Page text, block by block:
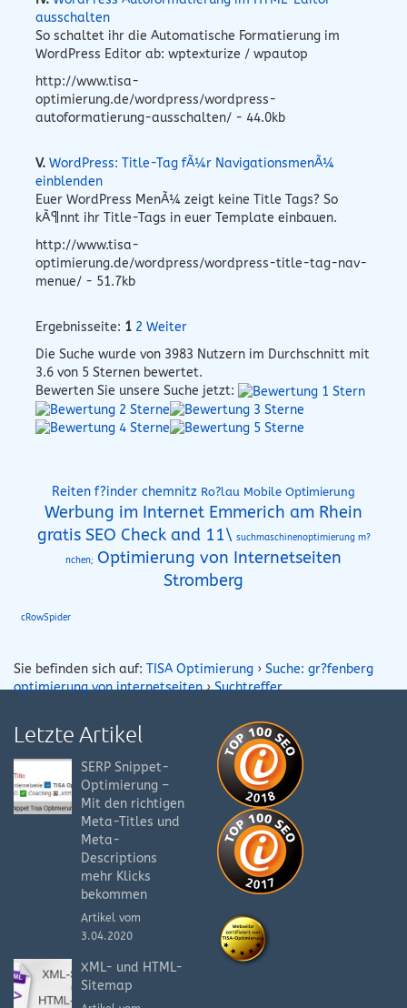
ausschalten
So schaltet ihr die Automatische Formatierung im
WordPress Editor ab: wptexturize / wpautop
http://www.tisa-
optimierung.de/wordpress/wordpress-
autoformatierung-ausschalten/ - 44.0kb
V. WordPress: Title-Tag fÃ¼r NavigationsmenÃ¼
einblenden
Euer WordPress MenÃ¼ zeigt keine Title Tags? So
kÃ¶nnt ihr Title-Tags in euer Template einbauen.
http://www.tisa-
optimierung.de/wordpress/wordpress-title-tag-nav-
menue/ - 51.7kb
Ergebnisseite: 1 2 Weiter
Die Suche wurde von 3983 Nutzern im Durchschnitt mit
3.6 von 5 Sternen bewertet.
Bewerten Sie unsere Suche jetzt:
Reiten f?inder chemnitz Ro?lau Mobile Optimierung
Werbung im Internet Emmerich am Rhein
gratis SEO Check and 11\ suchmaschinenoptimierung m?
nchen; Optimierung von Internetseiten
Stromberg
cRowSpider
Sie befinden sich auf: TISA Optimierung › Suche: gr?fenberg
optimierung von internetseiten›Suchtreffer
Letzte Artikel
SERP Snippet-
Optimierung –
Mit den richtigen
Meta-Titles und
Meta-
Descriptions
mehr Klicks
bekommen
Artikel vom
3.04.2020
XML- und HTML-
Sitemap